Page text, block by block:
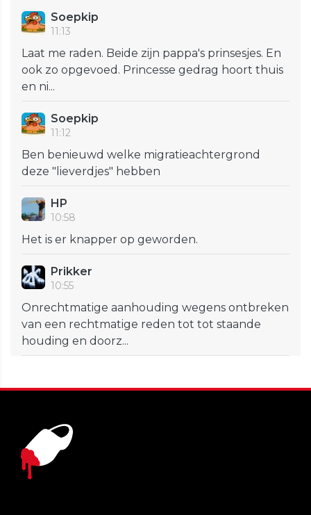
Soepkip
11:13
Laat me raden. Beide zijn pappa's prinsesjes. En
ook zo opgevoed. Princesse gedrag hoort thuis
en ni...
Soepkip
11:12
Ben benieuwd welke migratieachtergrond
deze "lieverdjes" hebben
HP
10:58
Het is er knapper op geworden.
Prikker
10:55
Onrechtmatige aanhouding wegens ontbreken
van een rechtmatige reden tot tot staande
houding en doorz...